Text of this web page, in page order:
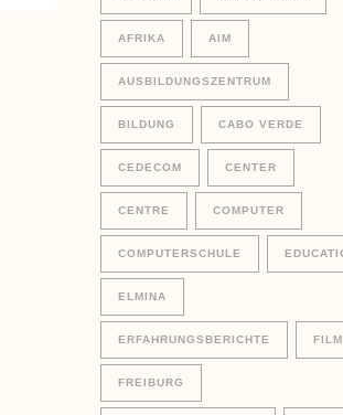
AFRIKA AIM
AUSBILDUNGSZENTRUM
BILDUNG CABO VERDE
CEDECOM CENTER
CENTRE COMPUTER
COMPUTERSCHULE
ELMINA
ERFAHRUNGSBERICHTE FILM
FREIBURG